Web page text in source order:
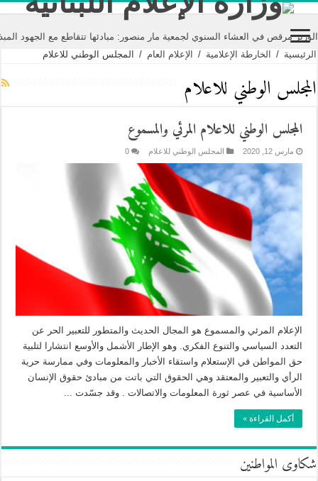
مرقص في العشاء السنوي لجمعية مار منصور: مبادئها تتقاطع مع الجهود
الرئيسية / الخارطة الإعلامية / الإعلام العام / المجلس الوطني للاعلام
المجلس الوطني للاعلام
المجلس الوطني للاعلام المرئي والمسموع
مارس 12, 2020 المجلس الوطني للاعلام 0
الإعلام المرئي والمسموع هو المجال الحديث والمتطور للتعبير الحر عن
التعدد السياسي والتنوع الفكري. وهو الإطار الأشمل والأوسع انتشارا لتلبية
حق المواطن في الإستعلام واستقاء الأخبار والمعلومات وفي ممارسة حرية
الرأي والتعبير والمعتقد وهي الحقوق التي باتت من مبادئ حقوق الإنسان
الأساسية في عصر ثورة المعلومات والاتصالات . وقد جسّدت ...
أكمل القراءة »
شكاوى المواطنين